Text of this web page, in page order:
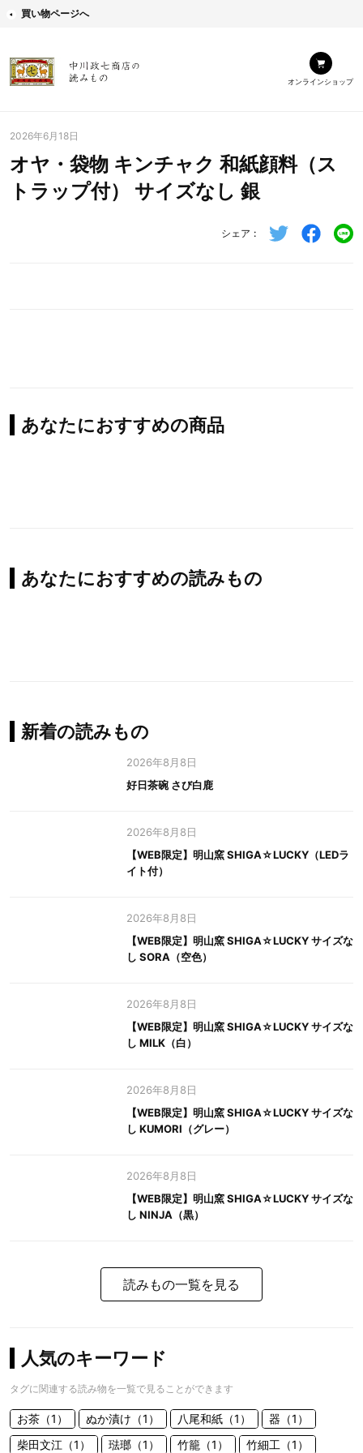
買い物ページへ
オンラインショップ
2026年6月18日
オヤ・袋物 キンチャク 和紙顔料（ス
トラップ付） サイズなし 銀
シェア
あなたにおすすめの商品
あなたにおすすめの読みもの
新着の読みもの
2026年8月8日
好日茶碗 さび白鹿
2026年8月8日
【WEB限定】明山窯 SHIGA☆LUCKY（LEDラ
イト付）
2026年8月8日
【WEB限定】明山窯 SHIGA☆LUCKY サイズな
し SORA（空色）
2026年8月8日
【WEB限定】明山窯 SHIGA☆LUCKY サイズな
し MILK（白）
2026年8月8日
【WEB限定】明山窯 SHIGA☆LUCKY サイズな
し KUMORI（グレー）
2026年8月8日
【WEB限定】明山窯 SHIGA☆LUCKY サイズな
し NINJA（黒）
読みもの一覧を見る
人気のキーワード
タグに関連する読み物を一覧で見ることができます
お茶（1） ぬか漬け（1） 八尾和紙（1）
器（1）
柴田文江（1）
琺瑯（1） 竹籠（1） 竹細工（1）